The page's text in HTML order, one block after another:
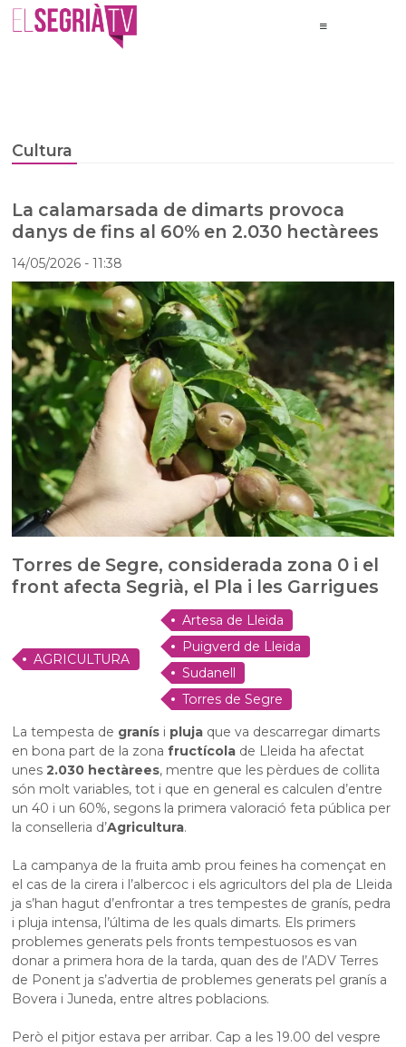
Cultura
La calamarsada de dimarts provoca
danys de fins al 60% en 2.030 hectàrees
14/05/2026- 11:38
Torres de Segre, considerada zona 0 i el
front afecta Segrià, el Pla i les Garrigues
AGRICULTURA
Artesa de Lleida
Puigverd de Lleida
Sudanell
Torres de Segre
La tempesta de granís i pluja que va descarregar dimarts
en bona part de la zonafructícola de Lleida ha afectat
unes2.030 hectàrees, mentre que les pèrdues de collita
són molt variables, tot i que en general es calculen d’entre
un 40 i un 60%, segons la primera valoració feta pública per
la conselleria d’Agricultura.
La campanya de la fruita amb prou feines ha començat en
el cas de la cirera i l’albercoc i els agricultors del pla de Lleida
ja s’han hagut d’enfrontar a tres tempestes de granís, pedra
i pluja intensa, l’última de les quals dimarts. Els primers
problemes generats pels fronts tempestuosos es van
donar a primera hora de la tarda, quan des de l’ADV Terres
de Ponent ja s’advertia de problemes generats pel granís a
Bovera i Juneda, entre altres poblacions.
Però el pitjor estava per arribar. Cap a les 19.00 del vespre